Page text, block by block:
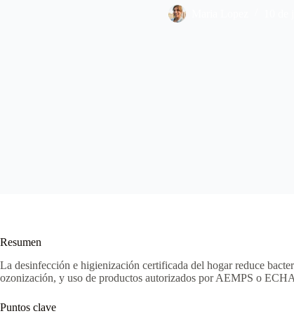
Resumen
La desinfección e higienización certificada del hogar reduce
ozonización, y uso de productos autorizados por AEMPS o
Puntos clave